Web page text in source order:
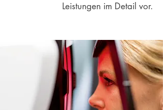
Leistungen im Detail vor.